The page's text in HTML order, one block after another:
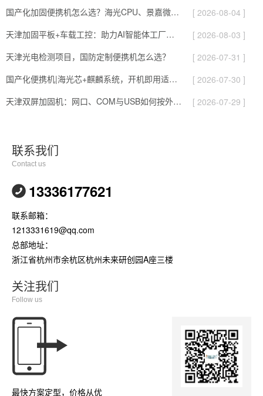
国产化加固便携机怎么选？海光CPU、景嘉微显卡与麒麟系统配置解析
[ 2026-08-04 ]
天津加固平板+车载工控：助力AI智能体工厂落地
[ 2026-08-03 ]
天津光电检测项目，国防定制便携机怎么选？
[ 2026-07-31 ]
国产化便携机|海光芯+麒麟系统，开机即用适配各类测试场景
[ 2026-07-30 ]
天津双屏加固机：网口、COM与USB如何按外设匹配｜DTG-2173CU-JQ470MC
[ 2026-07-29 ]
联系我们
Contact us
13336177621
联系邮箱：
1213331619@qq.com
总部地址：
浙江省杭州市余杭区杭州未来研创园A座三楼
关注我们
Follow us
最快方案定型，价格从优